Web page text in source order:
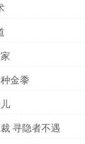
金黍
寻隐者不遇